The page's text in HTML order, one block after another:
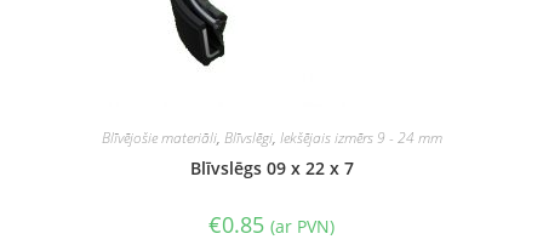
Blīvējošie materiāli, Blīvslēgi, Iekšējais izmērs 9 - 24 mm
Blīvslēgs 09 x 22 x 7
€0.85 (ar PVN)